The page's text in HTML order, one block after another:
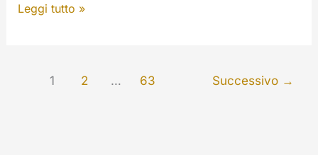
MYETV
Leggi tutto »
1 2 … 63 Successivo →